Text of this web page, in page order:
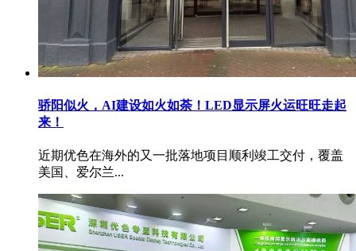
骄阳似火，AI建设如火如荼！LED显示屏火运旺旺走起
来！
近期优色在海外的又一批落地项目顺利竣工交付，覆盖
美国、爱尔兰...